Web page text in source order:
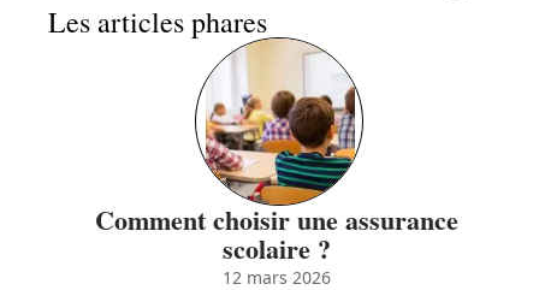
Les articles phares
Comment choisir une assurance
scolaire ?
12 mars 2026